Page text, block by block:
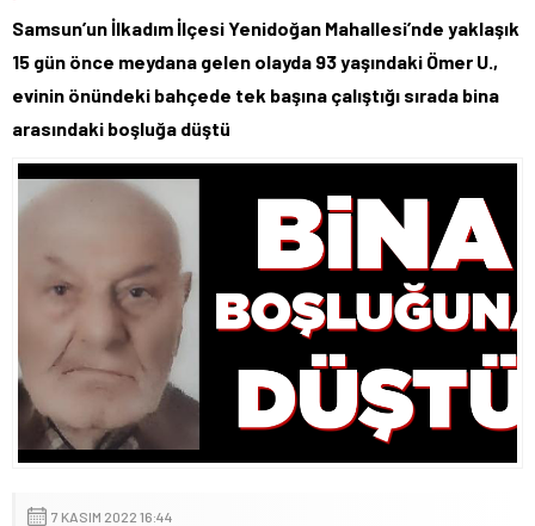
55,0748
Samsun’un İlkadım İlçesi Yenidoğan Mahallesi’nde yaklaşık
15 gün önce meydana gelen olayda 93 yaşındaki Ömer U.,
evinin önündeki bahçede tek başına çalıştığı sırada bina
arasındaki boşluğa düştü
7 KASIM 2022 16:44